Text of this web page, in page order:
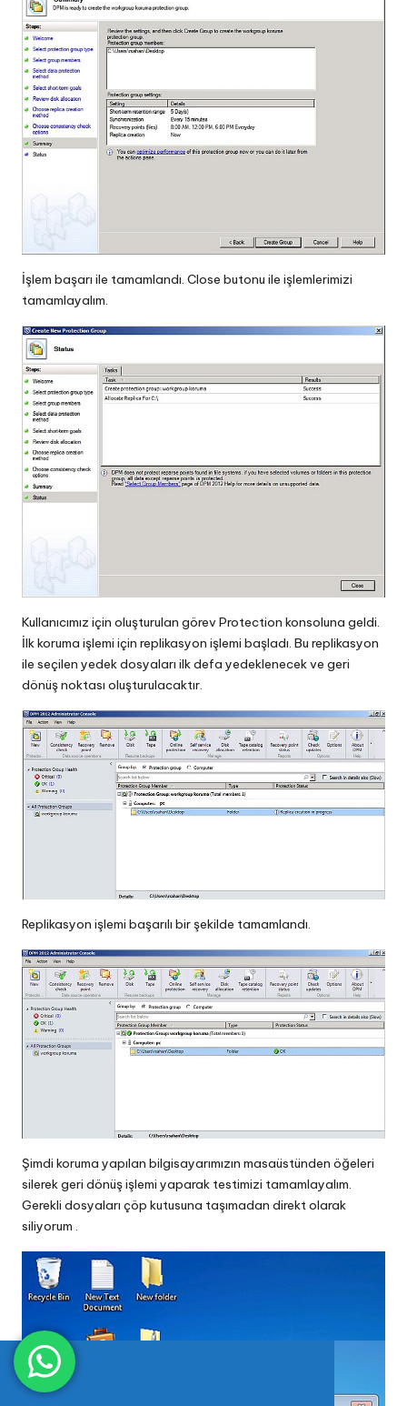
İşlem başarı ile tamamlandı. Close butonu ile işlemlerimizi
tamamlayalım.
Kullanıcımız için oluşturulan görev Protection konsoluna geldi.
İlk koruma işlemi için replikasyon işlemi başladı. Bu replikasyon
ile seçilen yedek dosyaları ilk defa yedeklenecek ve geri
dönüş noktası oluşturulacaktır.
Replikasyon işlemi başarılı bir şekilde tamamlandı.
Şimdi koruma yapılan bilgisayarımızın masaüstünden öğeleri
silerek geri dönüş işlemi yaparak testimizi tamamlayalım.
Gerekli dosyaları çöp kutusuna taşımadan direkt olarak
siliyorum .